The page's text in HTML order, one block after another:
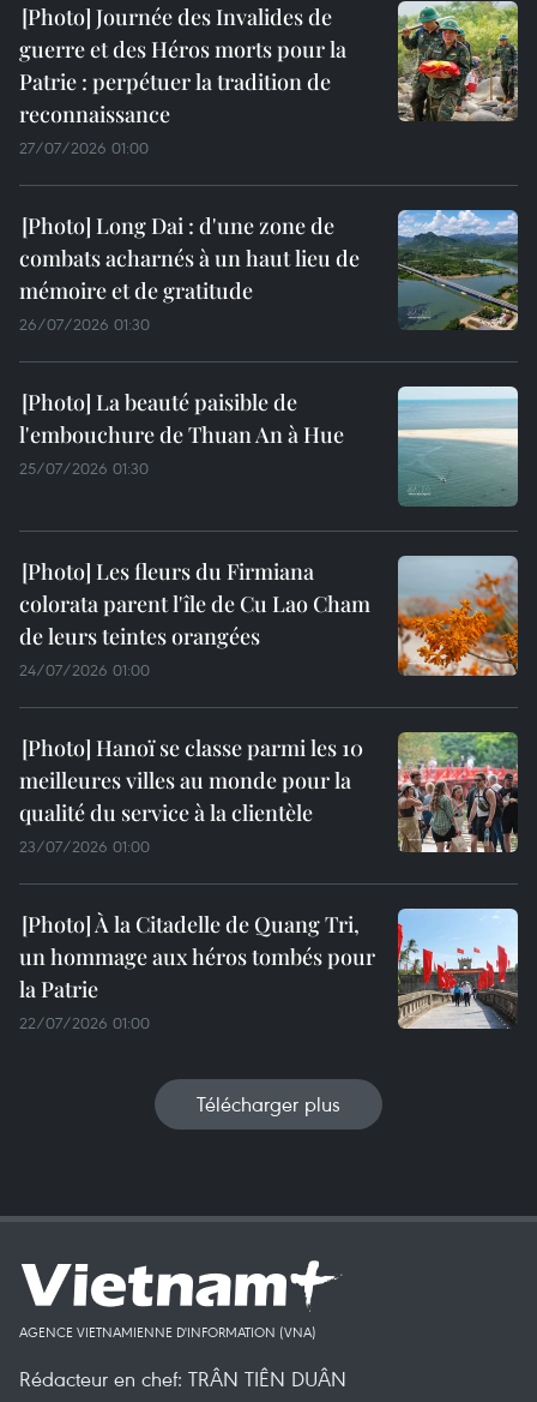
Journée des Invalides de
guerre et des Héros morts pour la
Patrie : perpétuer la tradition de
reconnaissance
27/07/2026 01:00
Long Dai : d'une zone de
combats acharnés à un haut lieu de
mémoire et de gratitude
26/07/2026 01:30
La beauté paisible de
l'embouchure de Thuan An à Hue
25/07/2026 01:30
Les fleurs du Firmiana
colorata parent l'île de Cu Lao Cham
de leurs teintes orangées
24/07/2026 01:00
Hanoï se classe parmi les 10
meilleures villes au monde pour la
qualité du service à la clientèle
23/07/2026 01:00
À la Citadelle de Quang Tri,
un hommage aux héros tombés pour
la Patrie
22/07/2026 01:00
Télécharger plus
AGENCE VIETNAMIENNE D'INFORMATION (VNA)
Rédacteur en chef: TRÂN TIÊN DUÂN